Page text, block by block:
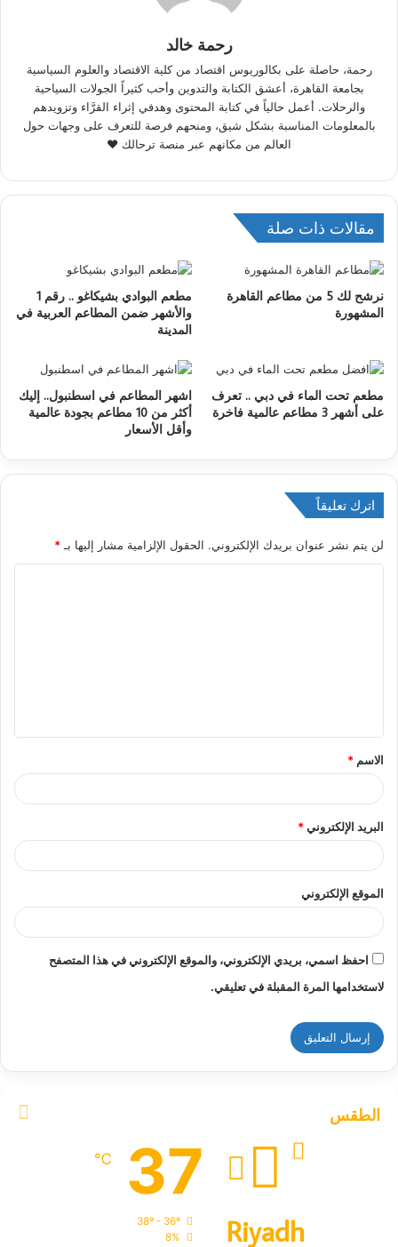
رحمة خالد
رحمة، حاصلة على بكالوريوس اقتصاد من كلية الاقتصاد والعلوم السياسية
بجامعة القاهرة، أعشق الكتابة والتدوين وأحب كثيراً الجولات السياحية
والرحلات. أعمل حالياً في كتابة المحتوى وهدفي إثراء القرَّاء وتزويدهم
بالمعلومات المناسبة بشكل شيق، ومنحهم فرصة للتعرف على وجهات حول
العالم من مكانهم عبر منصة ترحالك ♥
مقالات ذات صلة
نرشح لك 5 من مطاعم القاهرة
المشهورة
مطعم البوادي بشيكاغو .. رقم 1
والأشهر ضمن المطاعم العربية في
المدينة
مطعم تحت الماء في دبي .. تعرف
على أشهر 3 مطاعم عالمية فاخرة
اشهر المطاعم في اسطنبول.. إليك
أكثر من 10 مطاعم بجودة عالمية
وأقل الأسعار
اترك تعليقاً
لن يتم نشر عنوان بريدك الإلكتروني. الحقول الإلزامية مشار إليها بـ *
ق
*
الاسم *
البريد الإلكتروني*
الموقع الإلكتروني
احفظ اسمي، بريدي الإلكتروني، والموقع الإلكتروني في هذا المتصفح
لاستخدامها المرة المقبلة في تعليقي.
الطقس
Riyadh
37
℃
38º - 36º
8%